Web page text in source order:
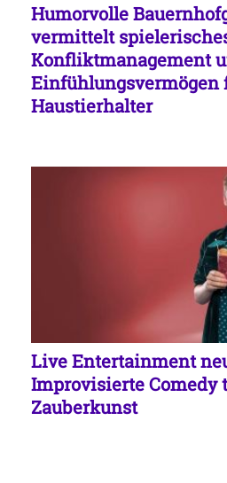
Humorvolle
vermittelt
Konfliktmanagement
Einfühlungsvermögen
Haustierhalter
Live Entertainment
Improvisierte
Zauberkunst